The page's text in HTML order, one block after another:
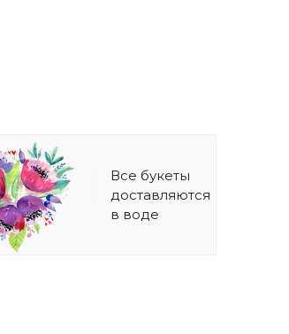
Все букеты
доставляются
в воде